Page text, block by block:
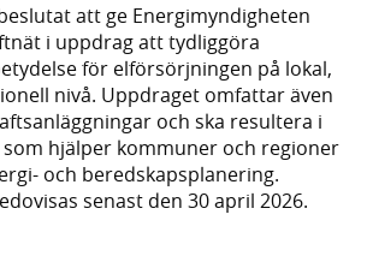
att ge Energimyndigheten
i uppdrag att tydliggöra
för elförsörjningen på lokal,
nivå. Uppdraget omfattar även
och ska resultera i
hjälper kommuner och regioner
och beredskapsplanering.
senast den 30 april 2026.